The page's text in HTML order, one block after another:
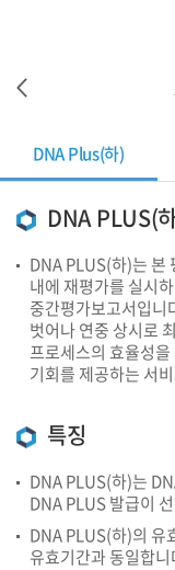
DNA Plus(하)
DNA PLUS(
DNA PLUS(하)는 본
내에 재평가를 실시
중간평가보고서입니
벗어나 연중 상시로
프로세스의 효율성
기회를 제공하는 서
특징
DNA PLUS(하)는
DNA PLUS 발급이
DNA PLUS(하)의 유
유효기간과 동일합니